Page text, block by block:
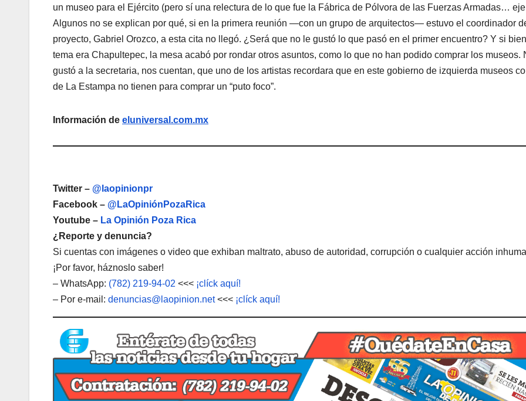
un museo para el Ejército (pero sí una relectura de lo que fue la Fábrica de Pólvora de las Fuerzas Armadas…
Algunos no se explican por qué, si en la primera reunión —con un grupo de arquitectos— estuvo el coordinador
proyecto, Gabriel Orozco, a esta cita no llegó. ¿Será que no le gustó lo que pasó en el primer encuentro? Y si
tema era Chapultepec, la mesa acabó por rondar otros asuntos, como lo que no han podido comprar los museos.
gustó a la secretaria, nos cuentan, que uno de los artistas recordara que en este gobierno de izquierda museos
de La Estampa no tienen para comprar un “puto foco”.
Información de eluniversal.com.mx
Twitter – @laopinionpr
Facebook – @LaOpiniónPozaRica
Youtube – La Opinión Poza Rica
¿Reporte y denuncia?
Si cuentas con imágenes o video que exhiban maltrato, abuso de autoridad, corrupción o cualquier acción
¡Por favor, háznoslo saber!
– WhatsApp: (782) 219-94-02 <<< ¡clíck aquí!
– Por e-mail: denuncias@laopinion.net<<< ¡clíck aquí!